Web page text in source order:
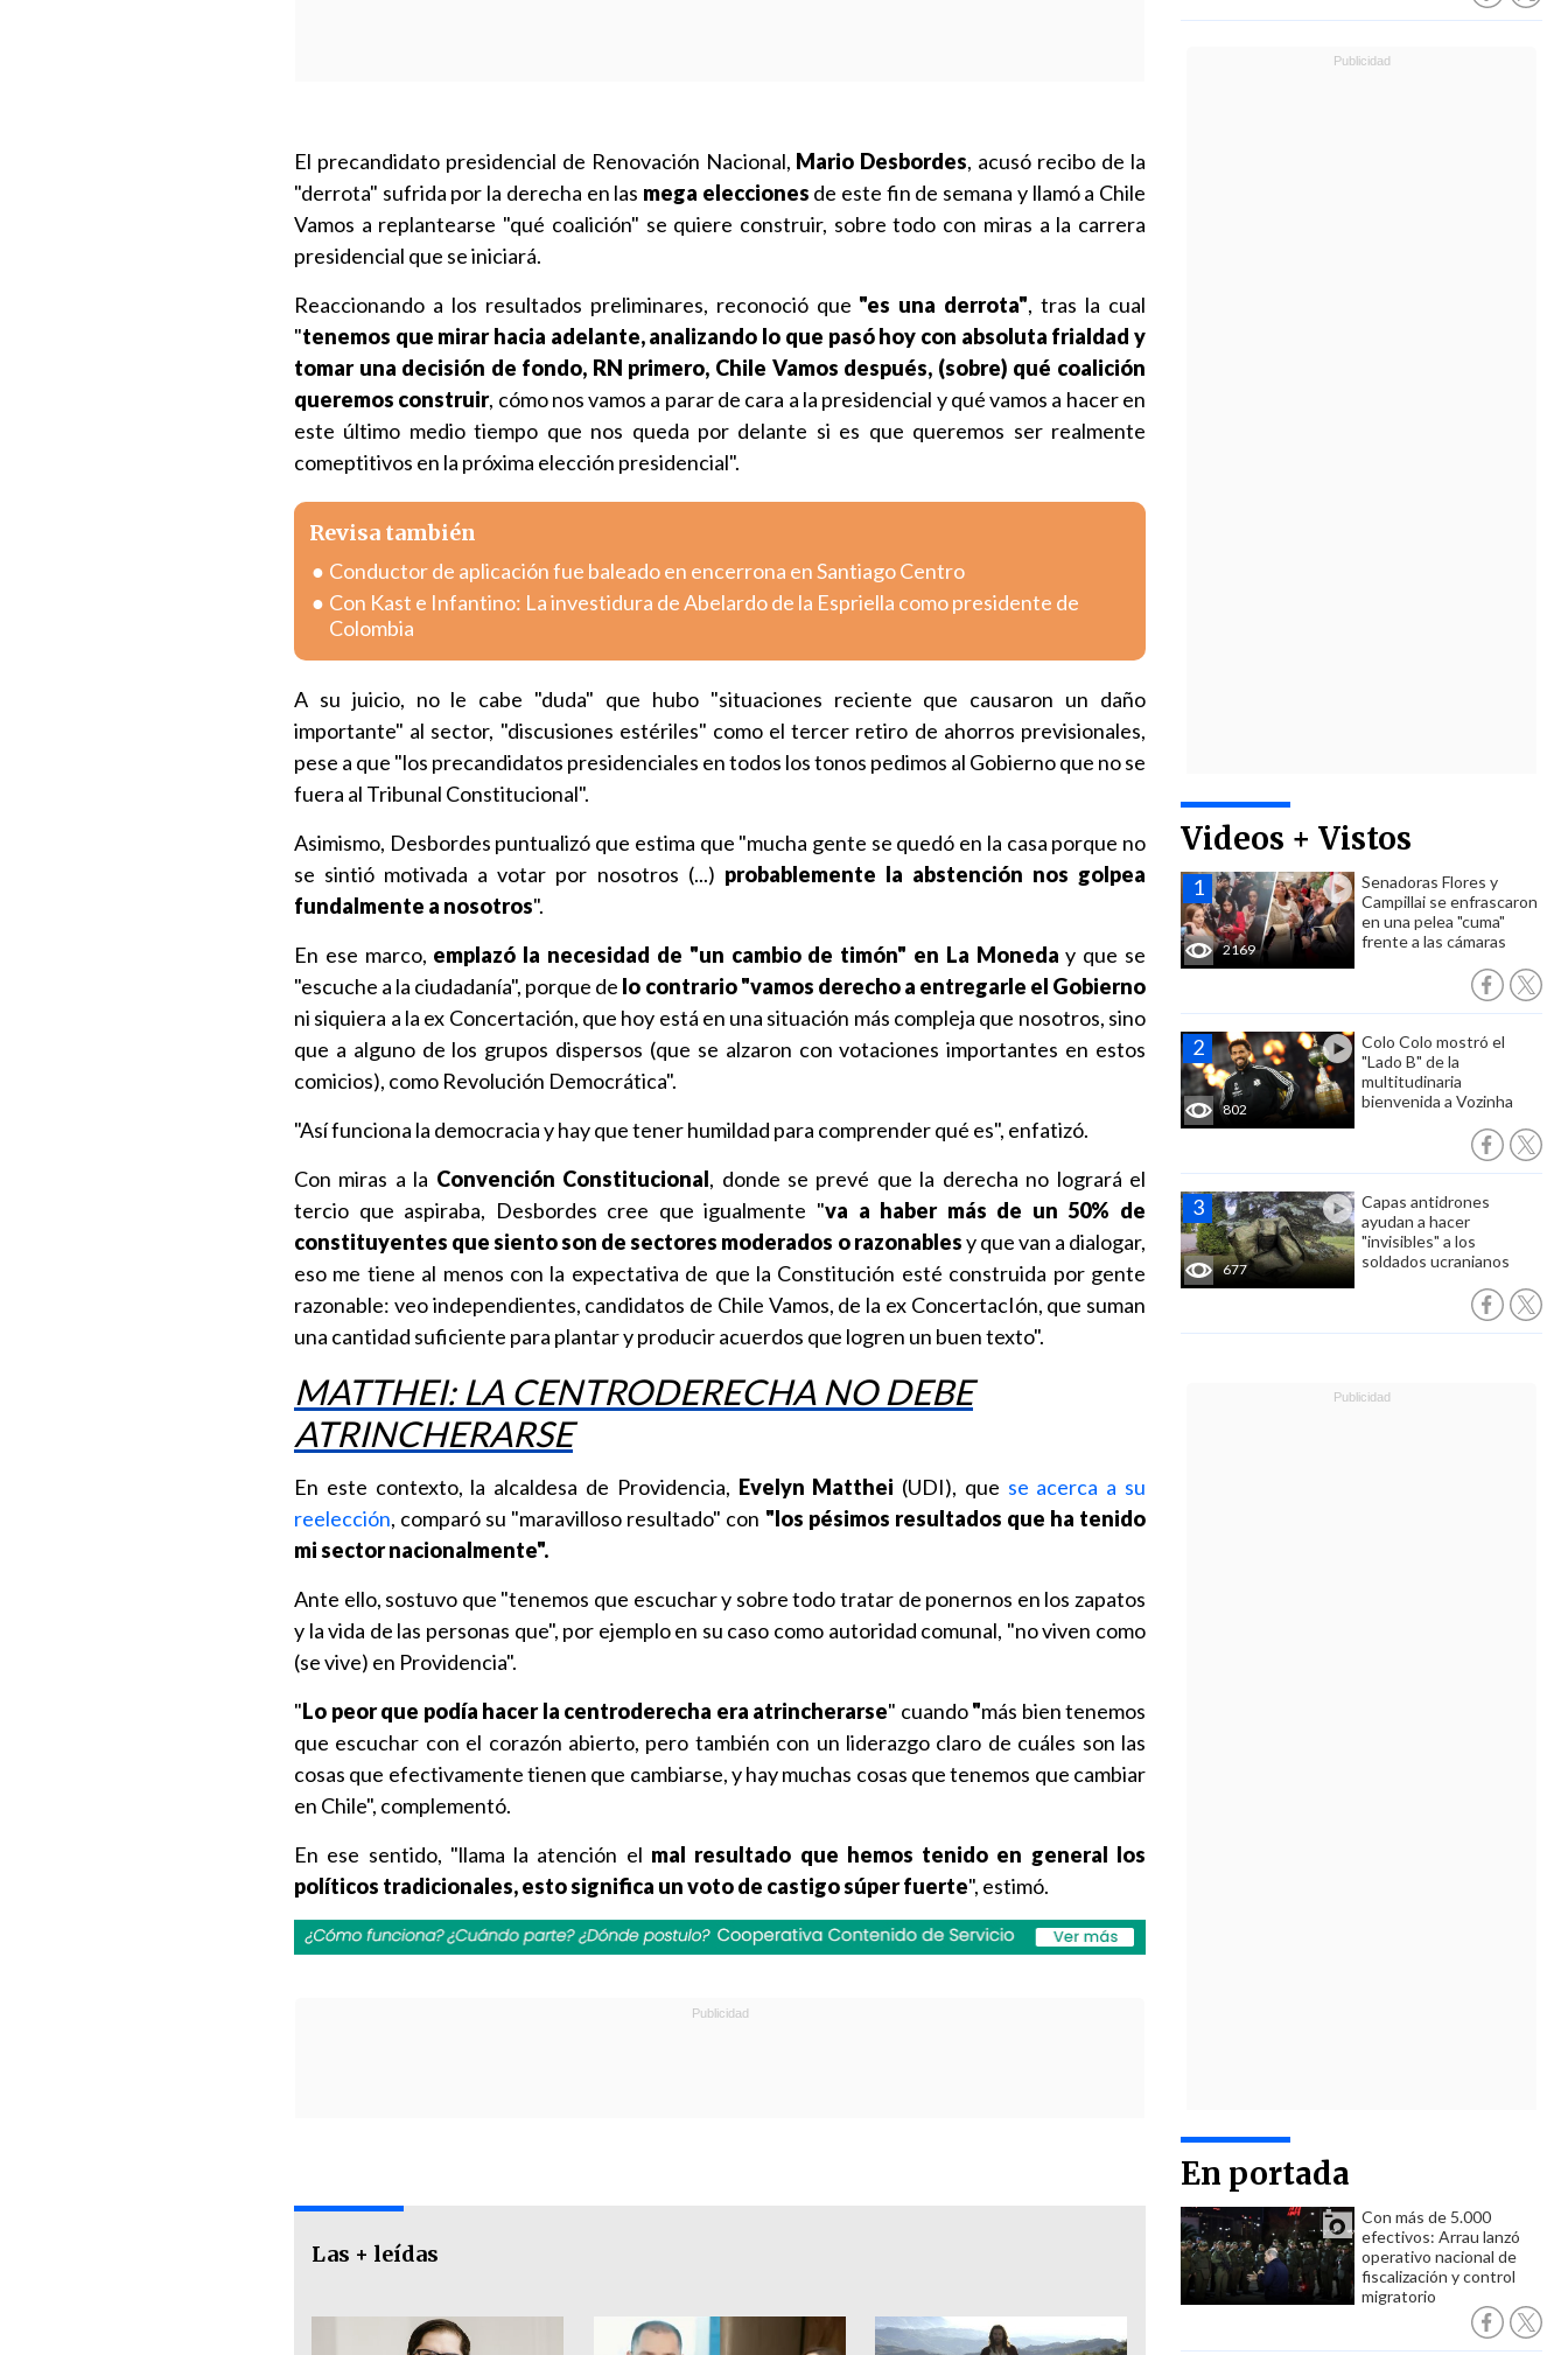
Videos + Vistos
2169
Senadoras Flores y
Campillai se enfrascaron
en una pelea "cuma"
frente a las cámaras
802
Colo Colo mostró el
"Lado B" de la
multitudinaria
bienvenida a Vozinha
677
Capas antidrones
ayudan a hacer
"invisibles" a los
soldados ucranianos
En portada
Con más de 5.000
efectivos: Arrau lanzó
operativo nacional de
fiscalización y control
migratorio
El precandidato presidencial de Renovación Nacional, Mario Desbordes, acusó recibo de la
"derrota" sufrida por la derecha en las mega elecciones de este fin de semana y llamó a Chile
Vamos a replantearse "qué coalición" se quiere construir, sobre todo con miras a la carrera
presidencial que se iniciará.
Reaccionando a los resultados preliminares, reconoció que "es una derrota", tras la cual
"tenemos que mirar hacia adelante, analizando lo que pasó hoy con absoluta frialdad y
tomar una decisión de fondo, RN primero, Chile Vamos después, (sobre) qué coalición
queremos construir, cómo nos vamos a parar de cara a la presidencial y qué vamos a hacer en
este último medio tiempo que nos queda por delante si es que queremos ser realmente
comeptitivos en la próxima elección presidencial".
Revisa también
Conductor de aplicación fue baleado en encerrona en Santiago Centro
Con Kast e Infantino: La investidura de Abelardo de la Espriella como presidente de
Colombia
A su juicio, no le cabe "duda" que hubo "situaciones reciente que causaron un daño
importante" al sector, "discusiones estériles" como el tercer retiro de ahorros previsionales,
pese a que "los precandidatos presidenciales en todos los tonos pedimos al Gobierno que no se
fuera al Tribunal Constitucional".
Asimismo, Desbordes puntualizó que estima que "mucha gente se quedó en la casa porque no
se sintió motivada a votar por nosotros (...) probablemente la abstención nos golpea
fundalmente a nosotros".
En ese marco, emplazó la necesidad de "un cambio de timón" en La Moneda y que se
"escuche a la ciudadanía", porque de lo contrario "vamos derecho a entregarle el Gobierno
ni siquiera a la ex Concertación, que hoy está en una situación más compleja que nosotros, sino
que a alguno de los grupos dispersos (que se alzaron con votaciones importantes en estos
comicios), como Revolución Democrática".
"Así funciona la democracia y hay que tener humildad para comprender qué es", enfatizó.
Con miras a la Convención Constitucional, donde se prevé que la derecha no logrará el
tercio que aspiraba, Desbordes cree que igualmente "va a haber más de un 50% de
constituyentes que siento son de sectores moderados o razonablesy que van a dialogar,
eso me tiene al menos con la expectativa de que la Constitución esté construida por gente
razonable: veo independientes, candidatos de Chile Vamos, de la ex ConcertacIón, que suman
una cantidad suficiente para plantar y producir acuerdos que logren un buen texto".
MATTHEI: LA CENTRODERECHA NO DEBE
ATRINCHERARSE
En este contexto, la alcaldesa de Providencia, Evelyn Matthei (UDI), que se acerca a su
reelección, comparó su "maravilloso resultado" con "los pésimos resultados que ha tenido
mi sector nacionalmente".
Ante ello, sostuvo que "tenemos que escuchar y sobre todo tratar de ponernos en los zapatos
y la vida de las personas que", por ejemplo en su caso como autoridad comunal, "no viven como
(se vive) en Providencia".
"Lo peor que podía hacer la centroderecha era atrincherarse" cuando"más bien tenemos
que escuchar con el corazón abierto, pero también con un liderazgo claro de cuáles son las
cosas que efectivamente tienen que cambiarse, y hay muchas cosas que tenemos que cambiar
en Chile", complementó.
En ese sentido, "llama la atención el mal resultado que hemos tenido en general los
políticos tradicionales, esto significa un voto de castigo súper fuerte", estimó.
Las + leídas